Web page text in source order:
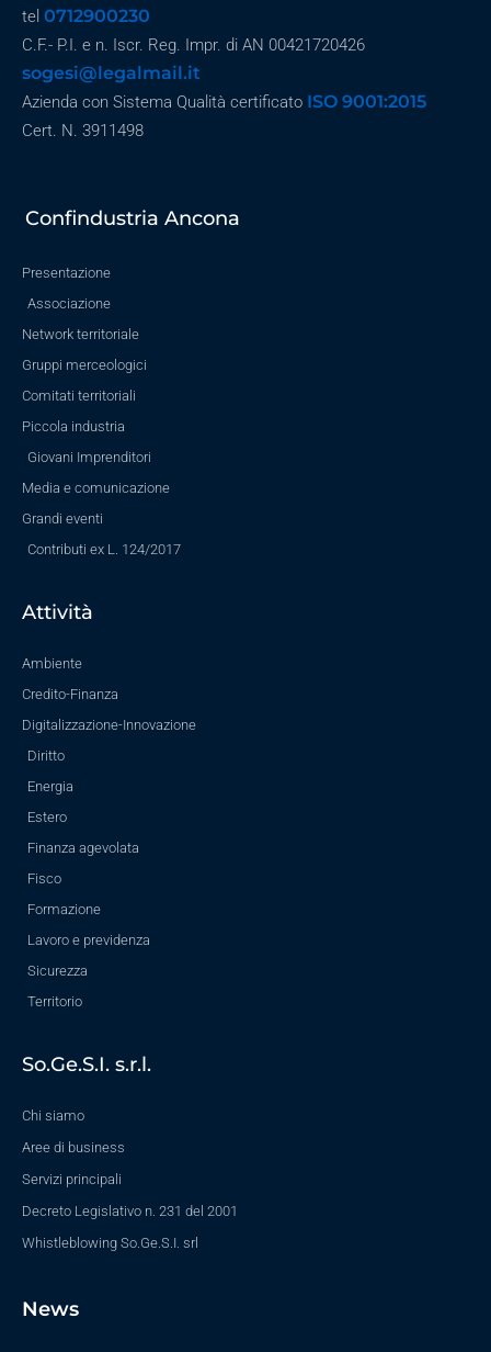
tel 0712900230
C.F.- P.I. e n. Iscr. Reg. Impr. di AN 00421720426
sogesi@legalmail.it
Azienda con Sistema Qualità certificato ISO 9001:2015
Cert. N. 3911498
Confindustria Ancona
Presentazione
Associazione
Network territoriale
Gruppi merceologici
Comitati territoriali
Piccola industria
Giovani Imprenditori
Media e comunicazione
Grandi eventi
Contributi ex L. 124/2017
Attività
Ambiente
Credito-Finanza
Digitalizzazione-Innovazione
Diritto
Energia
Estero
Finanza agevolata
Fisco
Formazione
Lavoro e previdenza
Sicurezza
Territorio
So.Ge.S.I. s.r.l.
Chi siamo
Aree di business
Servizi principali
Decreto Legislativo n. 231 del 2001
Whistleblowing So.Ge.S.I. srl
News